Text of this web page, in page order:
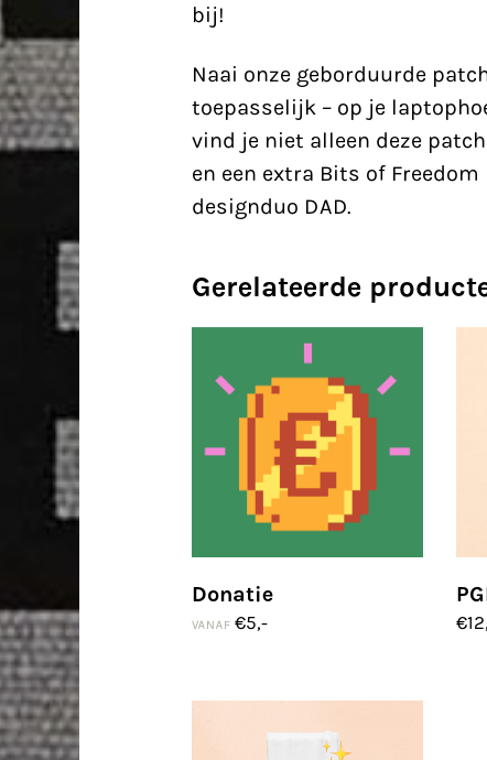
bij!
Naai onze geborduurde
toepasselijk – op je
vind je niet alleen deze
en een extra Bits of
designduo DAD.
Gerelateerde
Donatie
VANAF €5,- €